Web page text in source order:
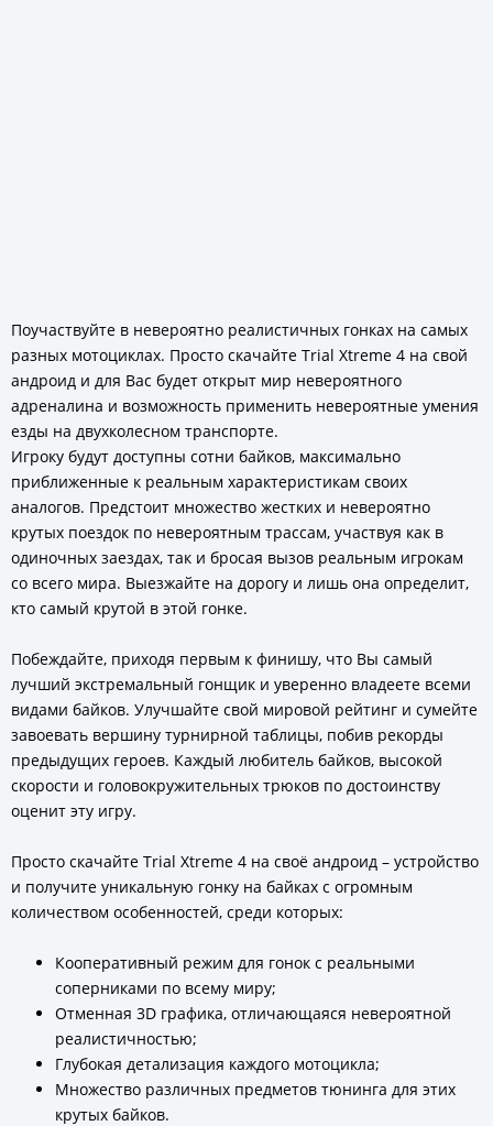
Поучаствуйте в невероятно реалистичных гонках на самых
разных мотоциклах. Просто скачайте Trial Xtreme 4 на свой
андроид и для Вас будет открыт мир невероятного
адреналина и возможность применить невероятные умения
езды на двухколесном транспорте.
Игроку будут доступны сотни байков, максимально
приближенные к реальным характеристикам своих
аналогов. Предстоит множество жестких и невероятно
крутых поездок по невероятным трассам, участвуя как в
одиночных заездах, так и бросая вызов реальным игрокам
со всего мира. Выезжайте на дорогу и лишь она определит,
кто самый крутой в этой гонке.
Побеждайте, приходя первым к финишу, что Вы самый
лучший экстремальный гонщик и уверенно владеете всеми
видами байков. Улучшайте свой мировой рейтинг и сумейте
завоевать вершину турнирной таблицы, побив рекорды
предыдущих героев. Каждый любитель байков, высокой
скорости и головокружительных трюков по достоинству
оценит эту игру.
Просто скачайте Trial Xtreme 4 на своё андроид – устройство
и получите уникальную гонку на байках с огромным
количеством особенностей, среди которых:
Кооперативный режим для гонок с реальными
соперниками по всему миру;
Отменная 3D графика, отличающаяся невероятной
реалистичностью;
Глубокая детализация каждого мотоцикла;
Множество различных предметов тюнинга для этих
крутых байков.